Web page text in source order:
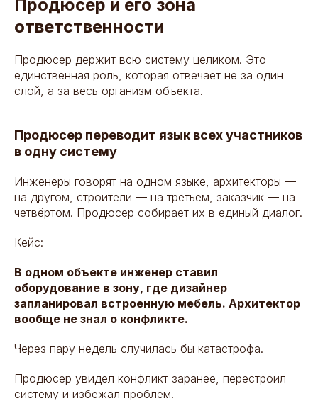
Продюсер и его зона
ответственности
Продюсер держит всю систему целиком. Это
единственная роль, которая отвечает не за один
слой, а за весь организм объекта.
Продюсер переводит язык всех участников
в одну систему
Инженеры говорят на одном языке, архитекторы —
на другом, строители — на третьем, заказчик — на
четвёртом. Продюсер собирает их в единый диалог.
Кейс:
В одном объекте инженер ставил
оборудование в зону, где дизайнер
запланировал встроенную мебель. Архитектор
вообще не знал о конфликте.
Через пару недель случилась бы катастрофа.
Продюсер увидел конфликт заранее, перестроил
систему и избежал проблем.